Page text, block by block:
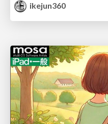
ikejun360